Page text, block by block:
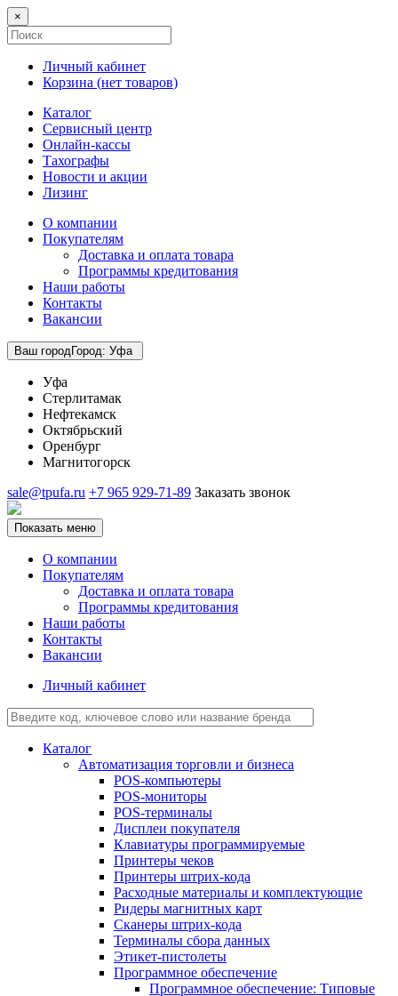
×
Личный кабинет
Корзина (нет товаров)
Каталог
Сервисный центр
Онлайн-кассы
Тахографы
Новости и акции
Лизинг
О компании
Покупателям
Доставка и оплата товара
Программы кредитования
Наши работы
Контакты
Вакансии
Ваш городГород: Уфа
Уфа
Стерлитамак
Нефтекамск
Октябрьский
Оренбург
Магнитогорск
sale@tpufa.ru +7 965 929-71-89 Заказать звонок
Показать меню
О компании
Покупателям
Доставка и оплата товара
Программы кредитования
Наши работы
Контакты
Вакансии
Личный кабинет
Каталог
Автоматизация торговли и бизнеса
POS-компьютеры
POS-мониторы
POS-терминалы
Дисплеи покупателя
Клавиатуры программируемые
Принтеры чеков
Принтеры штрих-кода
Расходные материалы и комплектующие
Ридеры магнитных карт
Сканеры штрих-кода
Терминалы сбора данных
Этикет-пистолеты
Программное обеспечение
Программное обеспечение: Типовые